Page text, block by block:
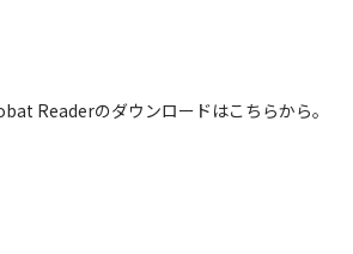
所、電話番号などは、現在のものと異
載されている取扱説明書の内容は、
の内容とは異なる場合がございます
Readerのダウンロードはこちらから。